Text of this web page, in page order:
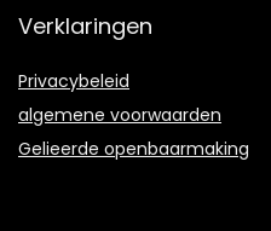
Verklaringen
Privacybeleid
algemene voorwaarden
Gelieerde openbaarmaking